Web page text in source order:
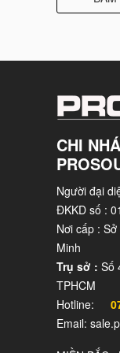
η₀: 3.1
Xvar:
Bl: 26.0
Le: 2.1
EBP:
Overall
Bolt
Baffle
Depth:
CHI
Người đại
ĐKKD số :
Nơi cấp :
Minh
Trụ sở : Số
TPHCM
Hotline:
Email: